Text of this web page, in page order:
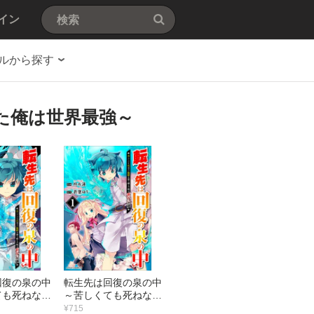
ン
から探す
俺は世界最強～
の泉の中
死ねない
えた俺は
転生先は回復の泉の中
～苦しくても死ねない
地獄を乗り越えた俺は
¥715